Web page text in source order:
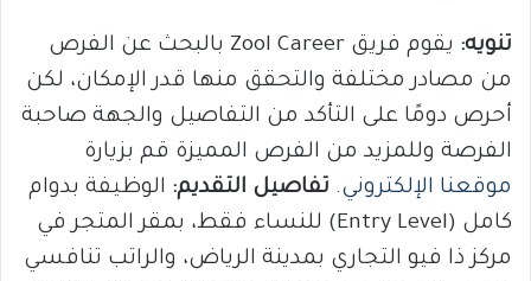
تنويه:
يقوم فريق Zool Career بالبحث عن الفرص
من مصادر مختلفة والتحقق منها قدر الإمكان، لكن
أحرص دومًا على التأكد من التفاصيل والجهة صاحبة
الفرصة وللمزيد من الفرص المميزة قم بزيارة
موقعنا الإلكتروني. تفاصيل التقديم: الوظيفة بدوام
كامل (Entry Level) للنساء فقط، بمقر المتجر في
مركز ذا فيو التجاري بمدينة الرياض، والراتب تنافسي